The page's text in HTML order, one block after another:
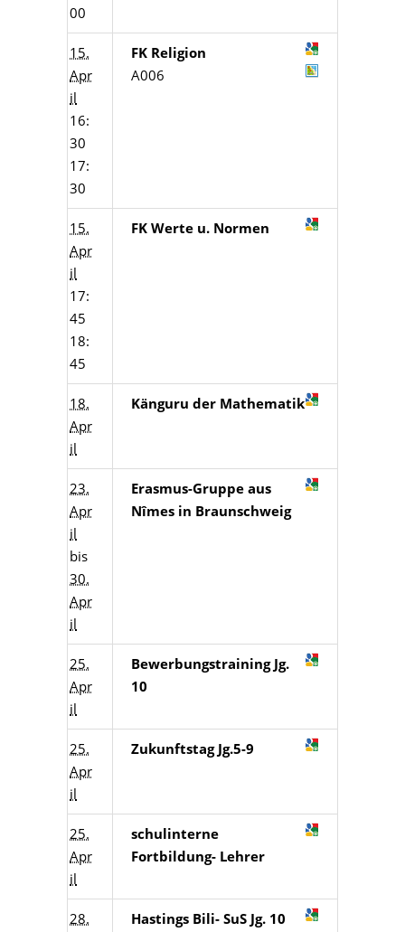
00
15.
Apr
il
16:
30
17:
30
FK Religion
A006
15.
Apr
il
17:
45
18:
45
FK Werte u. Normen
18.
Apr
il
Känguru der Mathematik
23.
Apr
il
bis
30.
Apr
il
Erasmus-Gruppe aus
Nîmes in Braunschweig
25.
Apr
il
Bewerbungstraining Jg.
10
25.
Apr
il
Zukunftstag Jg.5-9
25.
Apr
il
schulinterne
Fortbildung- Lehrer
28.
Hastings Bili- SuS Jg. 10